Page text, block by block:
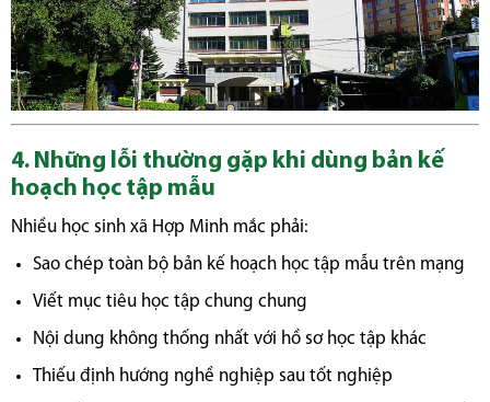
4. Những lỗi thường gặp khi dùng bản kế
hoạch học tập mẫu
Nhiều học sinh xã Hợp Minh mắc phải:
Sao chép toàn bộ bản kế hoạch học tập mẫu trên mạng
Viết mục tiêu học tập chung chung
Nội dung không thống nhất với hồ sơ học tập khác
Thiếu định hướng nghề nghiệp sau tốt nghiệp